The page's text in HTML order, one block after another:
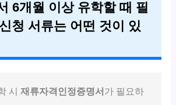
6개월 이상 유학할 때 필
청 서류는 어떤 것이 있
시재류자격인정증명서가 필요하